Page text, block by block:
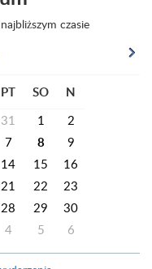
czasie
PT SO N
31 1
2
7 8
9
14 15
16
21 22
23
28 29
30
4 5 6